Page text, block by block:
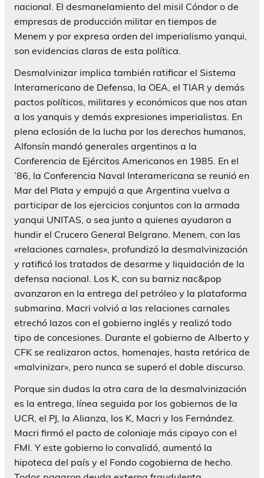
nacional. El desmanelamiento del misil Cóndor o de
empresas de producción militar en tiempos de
Menem y por expresa orden del imperialismo yanqui,
son evidencias claras de esta política.
Desmalvinizar implica también ratificar el Sistema
Interamericano de Defensa, la OEA, el TIAR y demás
pactos políticos, militares y económicos que nos atan
a los yanquis y demás expresiones imperialistas. En
plena eclosión de la lucha por los derechos humanos,
Alfonsín mandó generales argentinos a la
Conferencia de Ejércitos Americanos en 1985. En el
’86, la Conferencia Naval Interamericana se reunió en
Mar del Plata y empujó a que Argentina vuelva a
participar de los ejercicios conjuntos con la armada
yanqui UNITAS, o sea junto a quienes ayudaron a
hundir el Crucero General Belgrano. Menem, con las
«relaciones carnales», profundizó la desmalvinización
y ratificó los tratados de desarme y liquidación de la
defensa nacional. Los K, con su barniz nac&pop
avanzaron en la entrega del petróleo y la plataforma
submarina. Macri volvió a las relaciones carnales
etrechó lazos con el gobierno inglés y realizó todo
tipo de concesiones. Durante el gobierno de Alberto y
CFK se realizaron actos, homenajes, hasta retórica de
«malvinizar», pero nunca se superó el doble discurso.
Porque sin dudas la otra cara de la desmalvinización
es la entrega, línea seguida por los gobiernos de la
UCR, el PJ, la Alianza, los K, Macri y los Fernández.
Macri firmó el pacto de coloniaje más cipayo con el
FMI. Y este gobierno lo convalidó, aumentó la
hipoteca del país y el Fondo cogobierna de hecho.